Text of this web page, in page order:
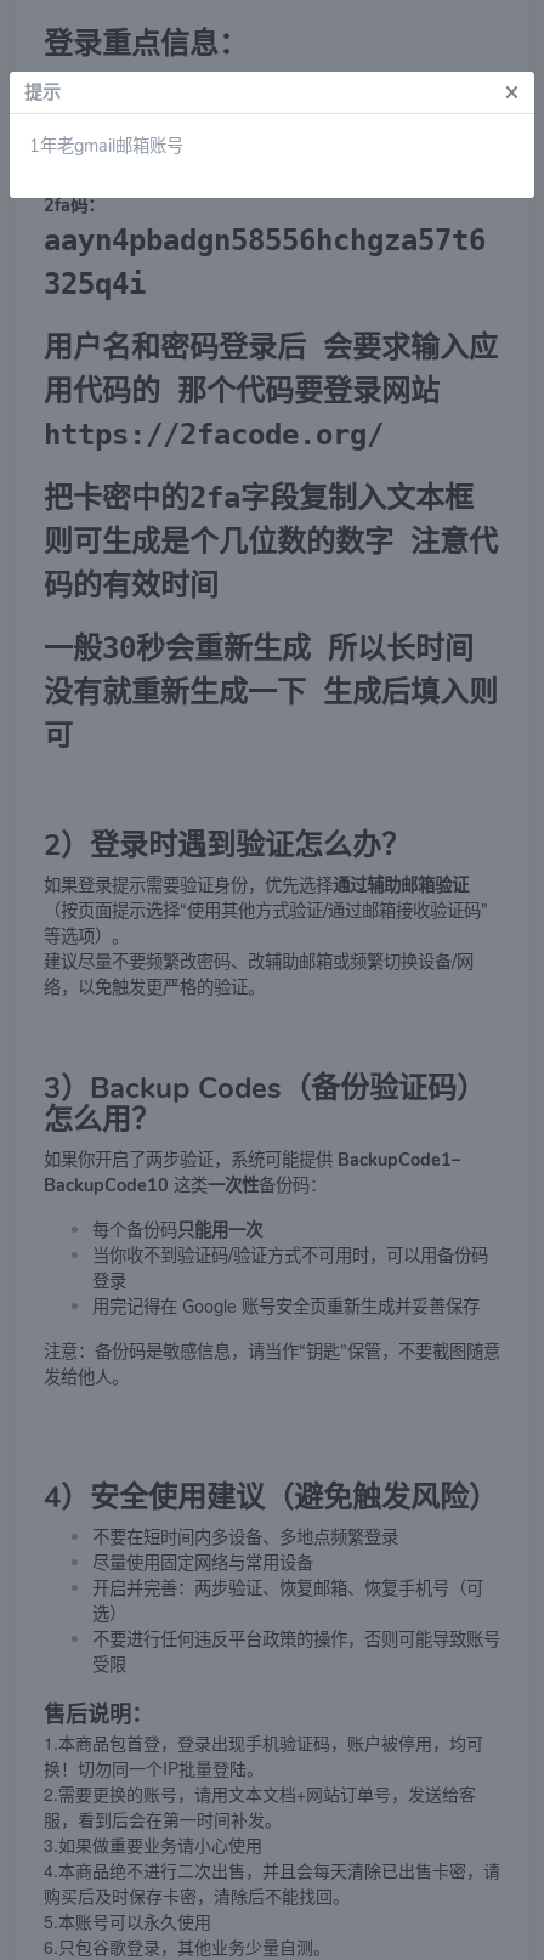
登录重点信息：
账号：okuijkjh655@gmail.com
密码：U4lw6856v1U
2fa码：
aayn4pbadgn58556hchgza57t6
325q4i
用户名和密码登录后 会要求输入应
用代码的 那个代码要登录网站
https://2facode.org/
把卡密中的2fa字段复制入文本框
则可生成是个几位数的数字 注意代
码的有效时间
一般30秒会重新生成 所以长时间
没有就重新生成一下 生成后填入则
可
2）登录时遇到验证怎么办？
如果登录提示需要验证身份，优先选择通过辅助邮箱验证
（按页面提示选择“使用其他方式验证/通过邮箱接收验证码”
等选项）。
建议尽量不要频繁改密码、改辅助邮箱或频繁切换设备/网
络，以免触发更严格的验证。
3）Backup Codes（备份验证码）
怎么用？
如果你开启了两步验证，系统可能提供 BackupCode1–
BackupCode10 这类一次性备份码：
每个备份码只能用一次
当你收不到验证码/验证方式不可用时，可以用备份码
登录
用完记得在 Google 账号安全页重新生成并妥善保存
注意：备份码是敏感信息，请当作“钥匙”保管，不要截图随意
发给他人。
4）安全使用建议（避免触发风险）
不要在短时间内多设备、多地点频繁登录
尽量使用固定网络与常用设备
开启并完善：两步验证、恢复邮箱、恢复手机号（可
选）
不要进行任何违反平台政策的操作，否则可能导致账号
受限
售后说明：
1.本商品包首登，登录出现手机验证码，账户被停用，均可
换！切勿同一个IP批量登陆。
2.需要更换的账号，请用文本文档+网站订单号，发送给客
服，看到后会在第一时间补发。
3.如果做重要业务请小心使用
4.本商品绝不进行二次出售，并且会每天清除已出售卡密，请
购买后及时保存卡密，清除后不能找回。
5.本账号可以永久使用
6.只包谷歌登录，其他业务少量自测。
提示 ×
1年老gmail邮箱账号